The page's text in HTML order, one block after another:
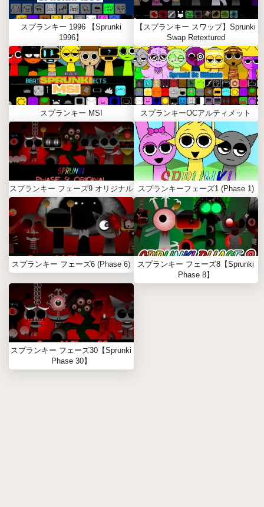
スプランキー 1996 【Sprunki
1996】
【スプランキー スワップ】Sprunki
Swap Retextured
スプランキー MSI スプランキーOCアルティメット
スプランキー フェーズ9 オリジナル スプランキーフェーズ1 (Phase 1)
スプランキー フェーズ6 (Phase 6)
スプランキー フェーズ8【Sprunki
Phase 8】
スプランキー フェーズ30【Sprunki
Phase 30】